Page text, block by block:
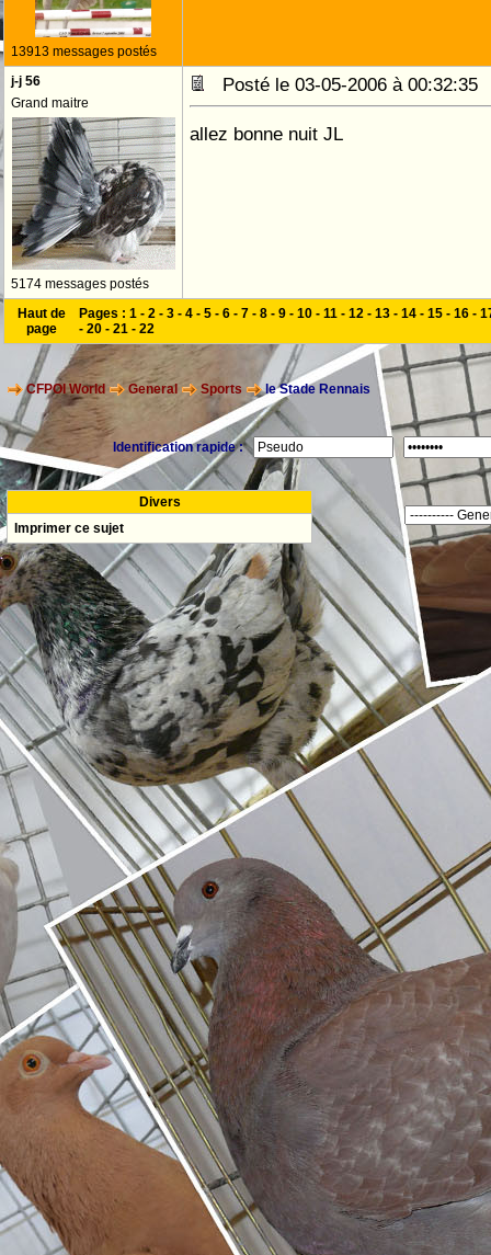
13913 messages postés
j-j 56
Grand maitre
5174 messages postés
Posté le 03-05-2006 à
allez bonne nuit JL
Haut de
page
Pages : 1 - 2 - 3 - 4 - 5 - 6 - 7 - 8 - 9 - 10 - 11 - 12 - 13 - 14 - 15 - 16 -
- 20 - 21 - 22
CFPOI World General Sports le Stade Rennais
Identification rapide :
Divers
Imprimer ce sujet